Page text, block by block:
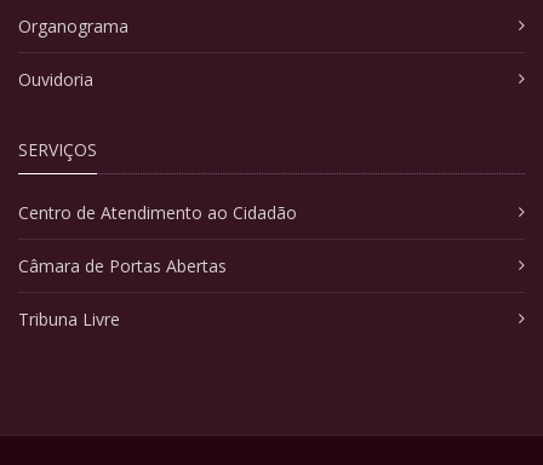
Organograma
Ouvidoria
SERVIÇOS
Centro de Atendimento ao Cidadão
Câmara de Portas Abertas
Tribuna Livre